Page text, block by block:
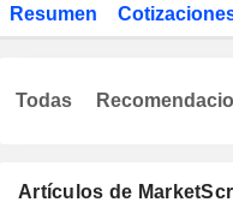
Resumen
Artículos de
Todas